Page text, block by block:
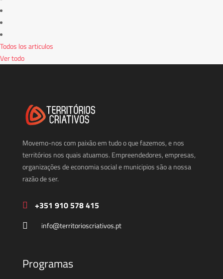
Todos los articulos
Ver todo
Movemo-nos com paixão em tudo o que fazemos, e nos
territórios nos quais atuamos. Empreendedores, empresas,
organizações de economia social e municipios são a nossa
razão de ser.
+351 910 578 415
info@territorioscriativos.pt
Programas